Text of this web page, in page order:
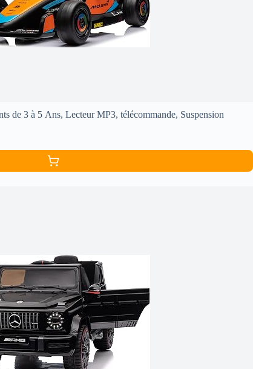
de 3 à 5 Ans, Lecteur MP3, télécommande, Suspension